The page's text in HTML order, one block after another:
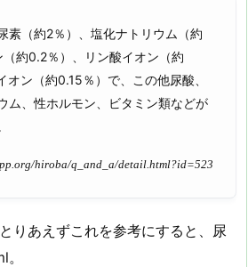
素（約2％）、塩化ナトリウム（約
約0.2％）、リン酸イオン（約
オン（約0.15％）で、この他尿酸、
ム、性ホルモン、ビタミン類などが
hiroba/q_and_a/detail.html?id=523
りあえずこれを参考にすると、尿